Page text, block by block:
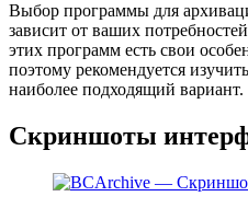
Выбор программы для
зависит от ваших
этих программ есть свои
поэтому рекомендуется
наиболее подходящий вариант.
Скриншоты